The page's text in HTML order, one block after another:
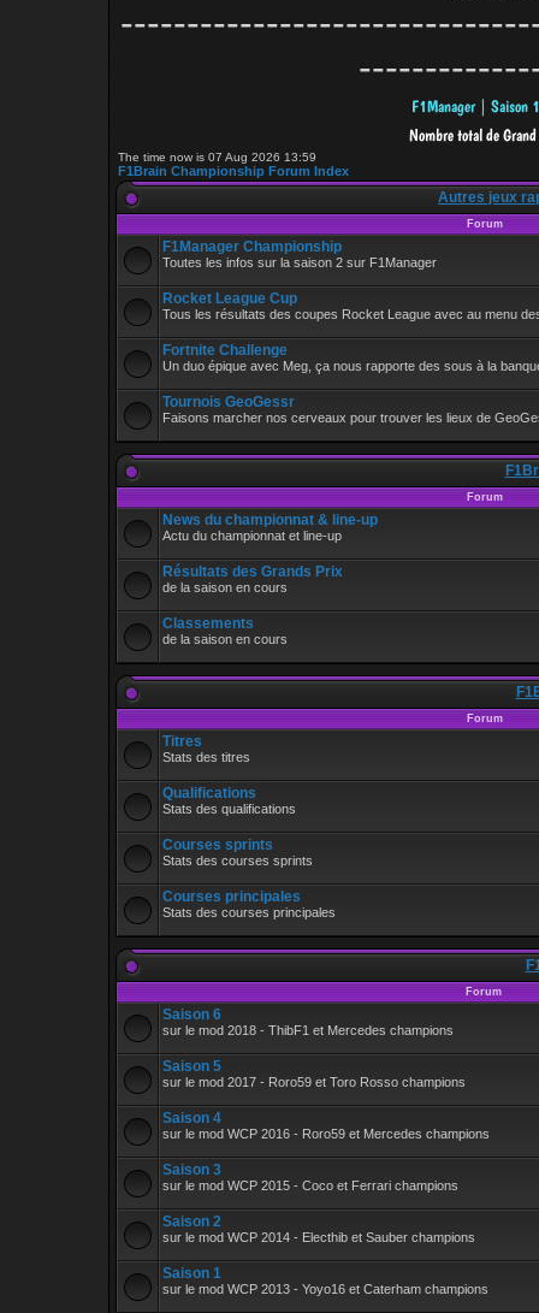
The time now is 07 Aug 2026 13:59
F1Brain Championship Forum Index
Autres jeux
Forum
F1Manager Championship
Toutes les infos sur la saison 2 sur F1Manager
Rocket League Cup
Tous les résultats des coupes Rocket League avec au menu
Fortnite Challenge
Un duo épique avec Meg, ça nous rapporte des sous à la
Tournois GeoGessr
Faisons marcher nos cerveaux pour trouver les lieux de
Forum
News du championnat & line-up
Actu du championnat et line-up
Résultats des Grands Prix
de la saison en cours
Classements
de la saison en cours
Forum
Titres
Stats des titres
Qualifications
Stats des qualifications
Courses sprints
Stats des courses sprints
Courses principales
Stats des courses principales
Forum
Saison 6
sur le mod 2018 - ThibF1 et Mercedes champions
Saison 5
sur le mod 2017 - Roro59 et Toro Rosso champions
Saison 4
sur le mod WCP 2016 - Roro59 et Mercedes champions
Saison 3
sur le mod WCP 2015 - Coco et Ferrari champions
Saison 2
sur le mod WCP 2014 - Electhib et Sauber champions
Saison 1
sur le mod WCP 2013 - Yoyo16 et Caterham champions